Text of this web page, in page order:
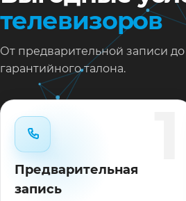
телевизоров
От предварительной записи
гарантийного талона.
Предварительная
запись